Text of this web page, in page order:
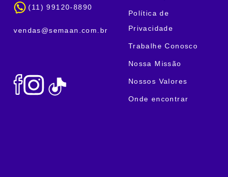
(11) 99120-8890
vendas@semaan.com.br
Política de
Privacidade
Trabalhe Conosco
Nossa Missão
Nossos Valores
Onde encontrar